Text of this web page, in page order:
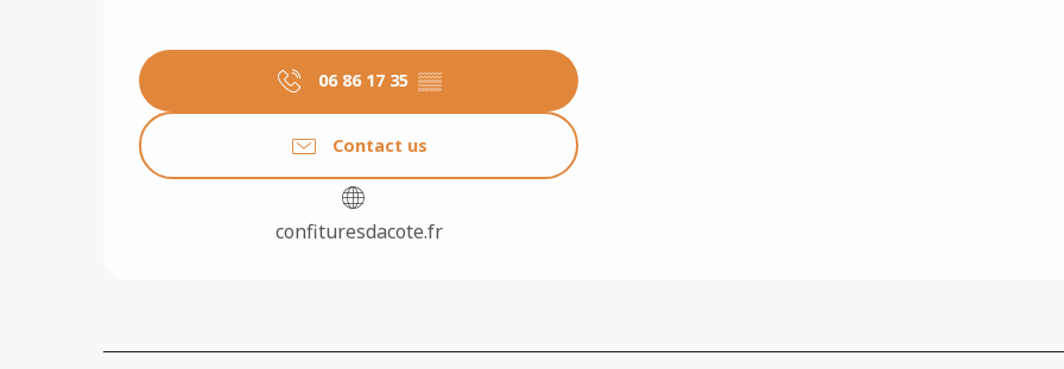
06 86 17 35 ▒▒
Contact us
confituresdacote.fr